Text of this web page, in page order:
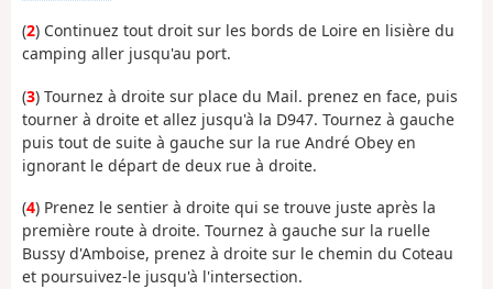
(2) Continuez tout droit sur les bords de Loire en lisière du
camping aller jusqu'au port.
(3) Tournez à droite sur place du Mail. prenez en face, puis
tourner à droite et allez jusqu'à la D947. Tournez à gauche
puis tout de suite à gauche sur la rue André Obey en
ignorant le départ de deux rue à droite.
(4) Prenez le sentier à droite qui se trouve juste après la
première route à droite. Tournez à gauche sur la ruelle
Bussy d'Amboise, prenez à droite sur le chemin du Coteau
et poursuivez-le jusqu'à l'intersection.